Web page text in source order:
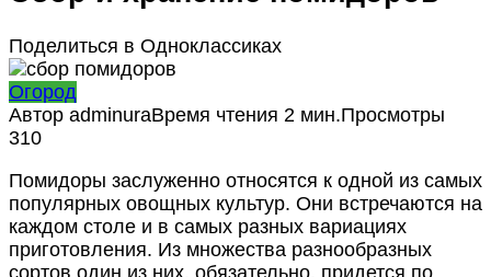
Поделиться в Одноклассиках
Огород
Автор adminuraВремя чтения 2 мин.Просмотры
310
Помидоры заслуженно относятся к одной из самых
популярных овощных культур. Они встречаются на
каждом столе и в самых разных вариациях
приготовления. Из множества разнообразных
сортов один из них. обязательно, придется по